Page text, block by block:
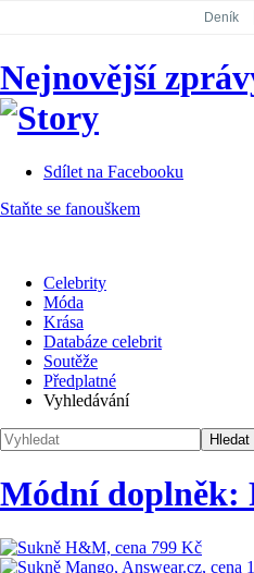
Deník
Koktejl
Nejnovější
Sdílet na Facebooku
Staňte se fanouškem
Celebrity
Móda
Krása
Databáze celebrit
Soutěže
Předplatné
Vyhledávání
Módní doplněk: